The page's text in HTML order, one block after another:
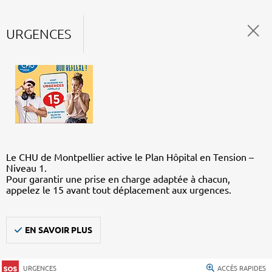
URGENCES
Le CHU de Montpellier active le Plan Hôpital en Tension –
Niveau 1.
Pour garantir une prise en charge adaptée à chacun,
appelez le 15 avant tout déplacement aux urgences.
EN SAVOIR PLUS
URGENCES ACCÈS RAPIDES